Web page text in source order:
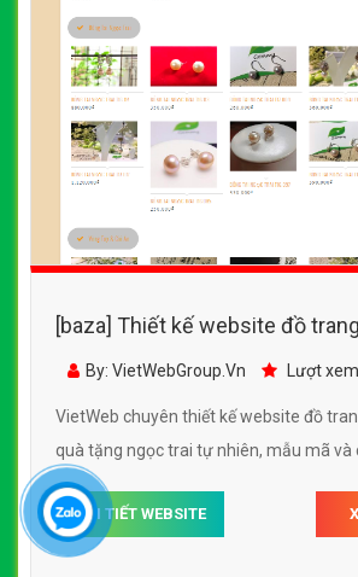
[baza] Thiết kế website đồ
cấp, quà tặng ngọc trai tự nhiên,
By: VietWebGroup.Vn Lượt
VietWeb chuyên thiết kế website đồ
quà tặng ngọc trai tự nhiên, mẫu mã và
CHI TIẾT WEBSITE